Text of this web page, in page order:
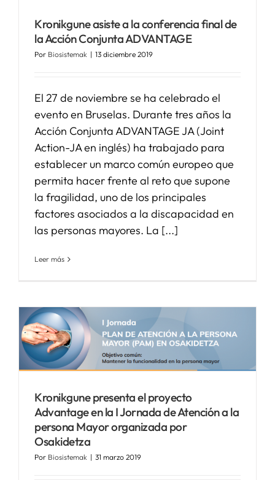
SERVICIOS
NOTICIAS
Kronikgune asiste a la conferencia final de
la Acción Conjunta ADVANTAGE
Por Biosistemak | 13 diciembre 2019
El 27 de noviembre se ha celebrado el
evento en Bruselas. Durante tres años la
Acción Conjunta ADVANTAGE JA (Joint
Action-JA en inglés) ha trabajado para
establecer un marco común europeo que
permita hacer frente al reto que supone
la fragilidad, uno de los principales
factores asociados a la discapacidad en
las personas mayores. La [...]
Leer más
Kronikgune presenta el proyecto
Advantage en la I Jornada de Atención a la
persona Mayor organizada por
Osakidetza
Por Biosistemak | 31 marzo 2019